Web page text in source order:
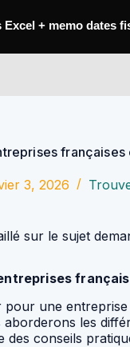
3, 2026
sur le sujet
une
les
des conseils
Excel + memo dates